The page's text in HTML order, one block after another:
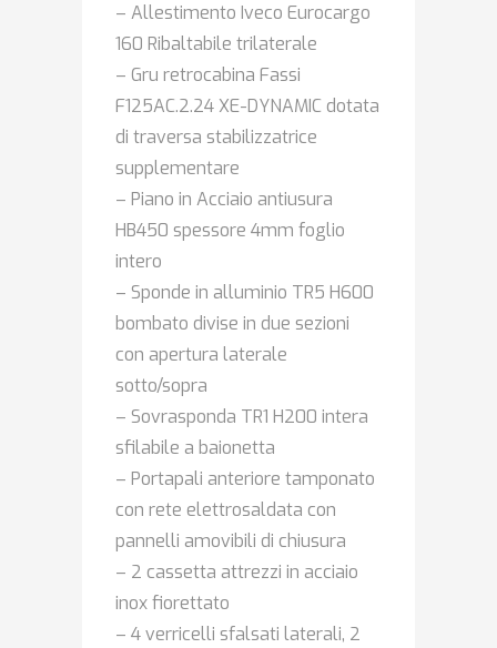
– Allestimento Iveco Eurocargo
160 Ribaltabile trilaterale
– Gru retrocabina Fassi
F125AC.2.24 XE-DYNAMIC dotata
di traversa stabilizzatrice
supplementare
– Piano in Acciaio antiusura
HB450 spessore 4mm foglio
intero
– Sponde in alluminio TR5 H600
bombato divise in due sezioni
con apertura laterale
sotto/sopra
– Sovrasponda TR1 H200 intera
sfilabile a baionetta
– Portapali anteriore tamponato
con rete elettrosaldata con
pannelli amovibili di chiusura
– 2 cassetta attrezzi in acciaio
inox fiorettato
– 4 verricelli sfalsati laterali, 2